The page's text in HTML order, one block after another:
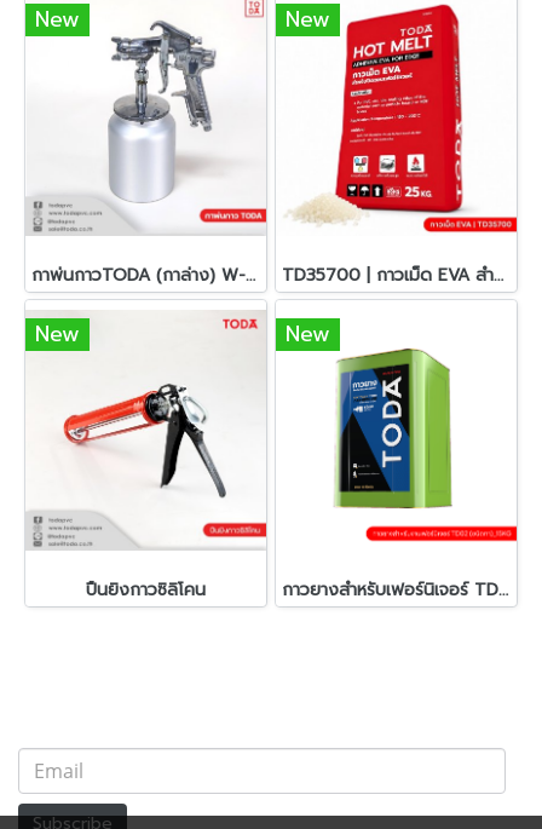
New
กาพ่นกาวTODA (กาล่าง) W-77S 2mm 1000cc
New
TD35700 | กาวเม็ด EVA สำหรับงานปิดขอบเฟอร์นิเจอร์
New
ปืนยิงกาวซิลิโคน
New
กาวยางสำหรับเฟอร์นิเจอร์ TD02 GU (ชนิดทา)_15KG
Subscribe